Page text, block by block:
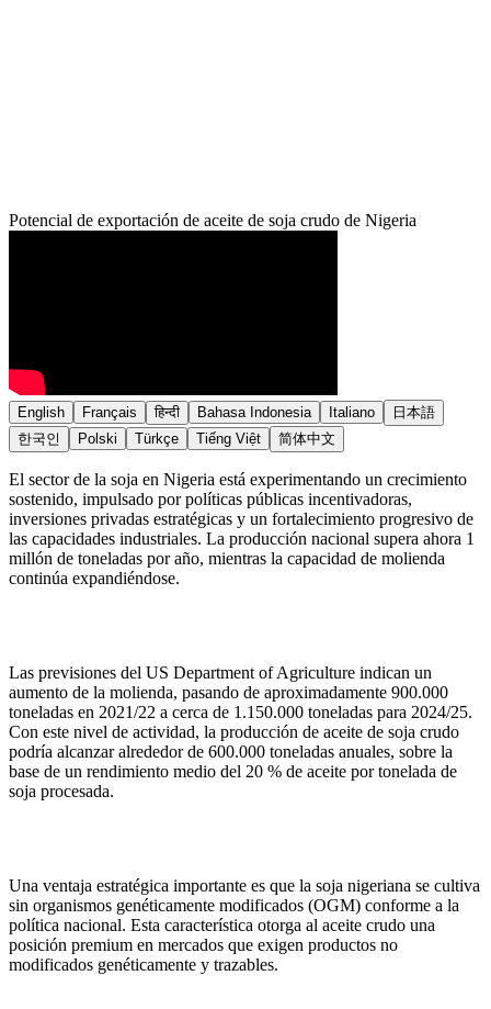
Potencial de exportación de aceite de soja crudo de Nigeria
English Français हिन्दी Bahasa Indonesia Italiano
日本語
한국인
Polski Türkçe Tiếng Việt 简体中文
El sector de la soja en Nigeria está experimentando un crecimiento
sostenido, impulsado por políticas públicas incentivadoras,
inversiones privadas estratégicas y un fortalecimiento progresivo de
las capacidades industriales. La producción nacional supera ahora 1
millón de toneladas por año, mientras la capacidad de molienda
continúa expandiéndose.
Las previsiones del US Department of Agriculture indican un
aumento de la molienda, pasando de aproximadamente 900.000
toneladas en 2021/22 a cerca de 1.150.000 toneladas para 2024/25.
Con este nivel de actividad, la producción de aceite de soja crudo
podría alcanzar alrededor de 600.000 toneladas anuales, sobre la
base de un rendimiento medio del 20 % de aceite por tonelada de
soja procesada.
Una ventaja estratégica importante es que la soja nigeriana se cultiva
sin organismos genéticamente modificados (OGM) conforme a la
política nacional. Esta característica otorga al aceite crudo una
posición premium en mercados que exigen productos no
modificados genéticamente y trazables.